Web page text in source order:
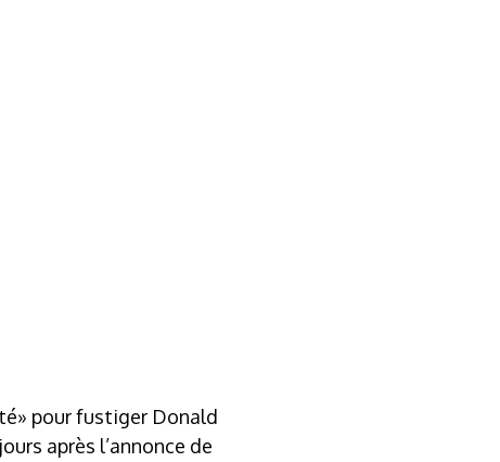
pour fustiger Donald
après l’annonce de